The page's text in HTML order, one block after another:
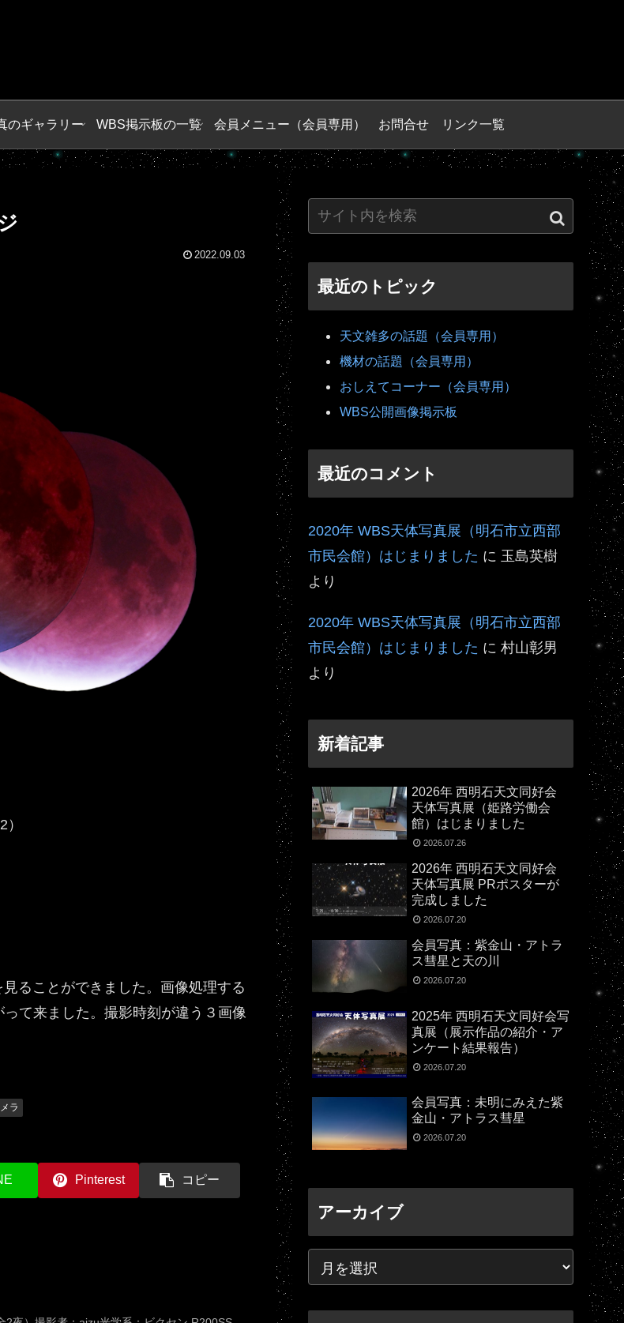
のギャラリー WBS掲示板の一覧 会員メニュー（会員専用） お問合せ リンク一覧
2022.09.03
ることができました。画像処理する
て来ました。撮影時刻が違う３画像
ラ
Pinterest コピー
最近のトピック
天文雑多の話題（会員専用）
機材の話題（会員専用）
おしえてコーナー（会員専用）
WBS公開画像掲示板
最近のコメント
2020年 WBS天体写真展（明石市立西部
市民会館）はじまりました に 玉島英樹
より
2020年 WBS天体写真展（明石市立西部
市民会館）はじまりました に 村山彰男
より
新着記事
2026年 西明石天文同好会
天体写真展（姫路労働会
館）はじまりました
2026.07.26
2026年 西明石天文同好会
天体写真展 PRポスターが
完成しました
2026.07.20
会員写真：紫金山・アトラ
ス彗星と天の川
2026.07.20
2025年 西明石天文同好会写
真展（展示作品の紹介・ア
ンケート結果報告）
2026.07.20
会員写真：未明にみえた紫
金山・アトラス彗星
2026.07.20
アーカイブ